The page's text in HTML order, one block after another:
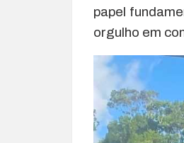
papel
orgulho em